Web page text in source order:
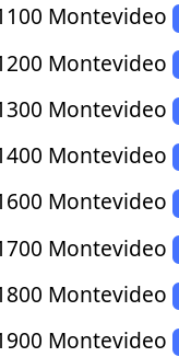
Montevideo
Montevideo
Montevideo
Montevideo
Montevideo
Montevideo
Montevideo
Montevideo